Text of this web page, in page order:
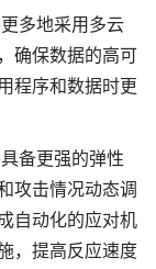
多地采用多云
确保数据的高可
程序和数据时更
备更强的弹性
攻击情况动态调
自动化的应对机
，提高反应速度